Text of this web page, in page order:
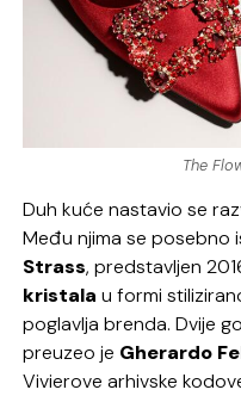
The
Duh kuće nastavio se
Među njima se posebno
Strass, predstavljen
kristala u formi
poglavlja brenda. Dvije
preuzeo je Gherardo
Vivierove arhivske